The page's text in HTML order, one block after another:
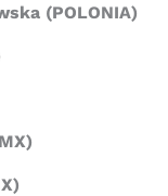
(POLONIA)